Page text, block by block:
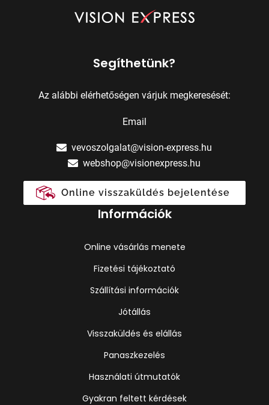
Segíthetünk?
Az alábbi elérhetőségen várjuk megkeresését:
Email
vevoszolgalat@vision-express.hu
webshop@visionexpress.hu
Online visszaküldés bejelentése
Információk
Online vásárlás menete
Fizetési tájékoztató
Szállítási információk
Jótállás
Visszaküldés és elállás
Panaszkezelés
Használati útmutatók
Gyakran feltett kérdések